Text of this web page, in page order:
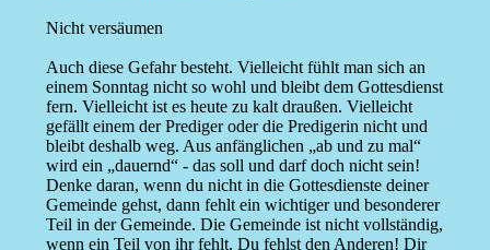
Nicht versäumen
Auch diese Gefahr besteht. Vielleicht fühlt man sich an
einem Sonntag nicht so wohl und bleibt dem Gottesdienst
fern. Vielleicht ist es heute zu kalt draußen. Vielleicht
gefällt einem der Prediger oder die Predigerin nicht und
bleibt deshalb weg. Aus anfänglichen „ab und zu mal“
wird ein „dauernd“ - das soll und darf doch nicht sein!
Denke daran, wenn du nicht in die Gottesdienste deiner
Gemeinde gehst, dann fehlt ein wichtiger und besonderer
Teil in der Gemeinde. Die Gemeinde ist nicht vollständig,
wenn ein Teil von ihr fehlt. Du fehlst den Anderen! Dir